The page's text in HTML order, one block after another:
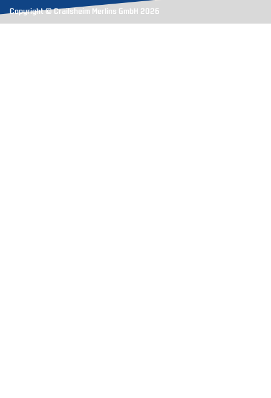
Copyright © Crailsheim Merlins GmbH 2026